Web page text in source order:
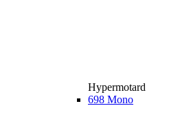
Hypermotard
698 Mono